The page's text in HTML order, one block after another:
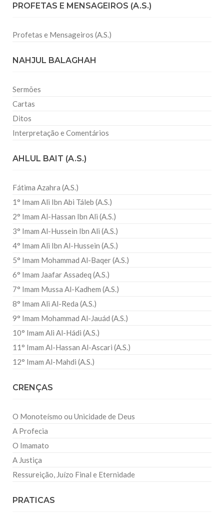
PROFETAS E MENSAGEIROS (A.S.)
Profetas e Mensageiros (A.S.)
NAHJUL BALAGHAH
Sermões
Cartas
Ditos
Interpretação e Comentários
AHLUL BAIT (A.S.)
Fátima Azahra (A.S.)
1° Imam Ali Ibn Abi Táleb (A.S.)
2° Imam Al-Hassan Ibn Ali (A.S.)
3° Imam Al-Hussein Ibn Ali (A.S.)
4° Imam Ali Ibn Al-Hussein (A.S.)
5° Imam Mohammad Al-Baqer (A.S.)
6° Imam Jaafar Assadeq (A.S.)
7° Imam Mussa Al-Kadhem (A.S.)
8° Imam Ali Al-Reda (A.S.)
9° Imam Mohammad Al-Jauád (A.S.)
10° Imam Ali Al-Hádi (A.S.)
11° Imam Al-Hassan Al-Ascari (A.S.)
12° Imam Al-Mahdi (A.S.)
CRENÇAS
O Monoteísmo ou Unicidade de Deus
A Profecia
O Imamato
A Justiça
Ressureição, Juízo Final e Eternidade
PRATICAS